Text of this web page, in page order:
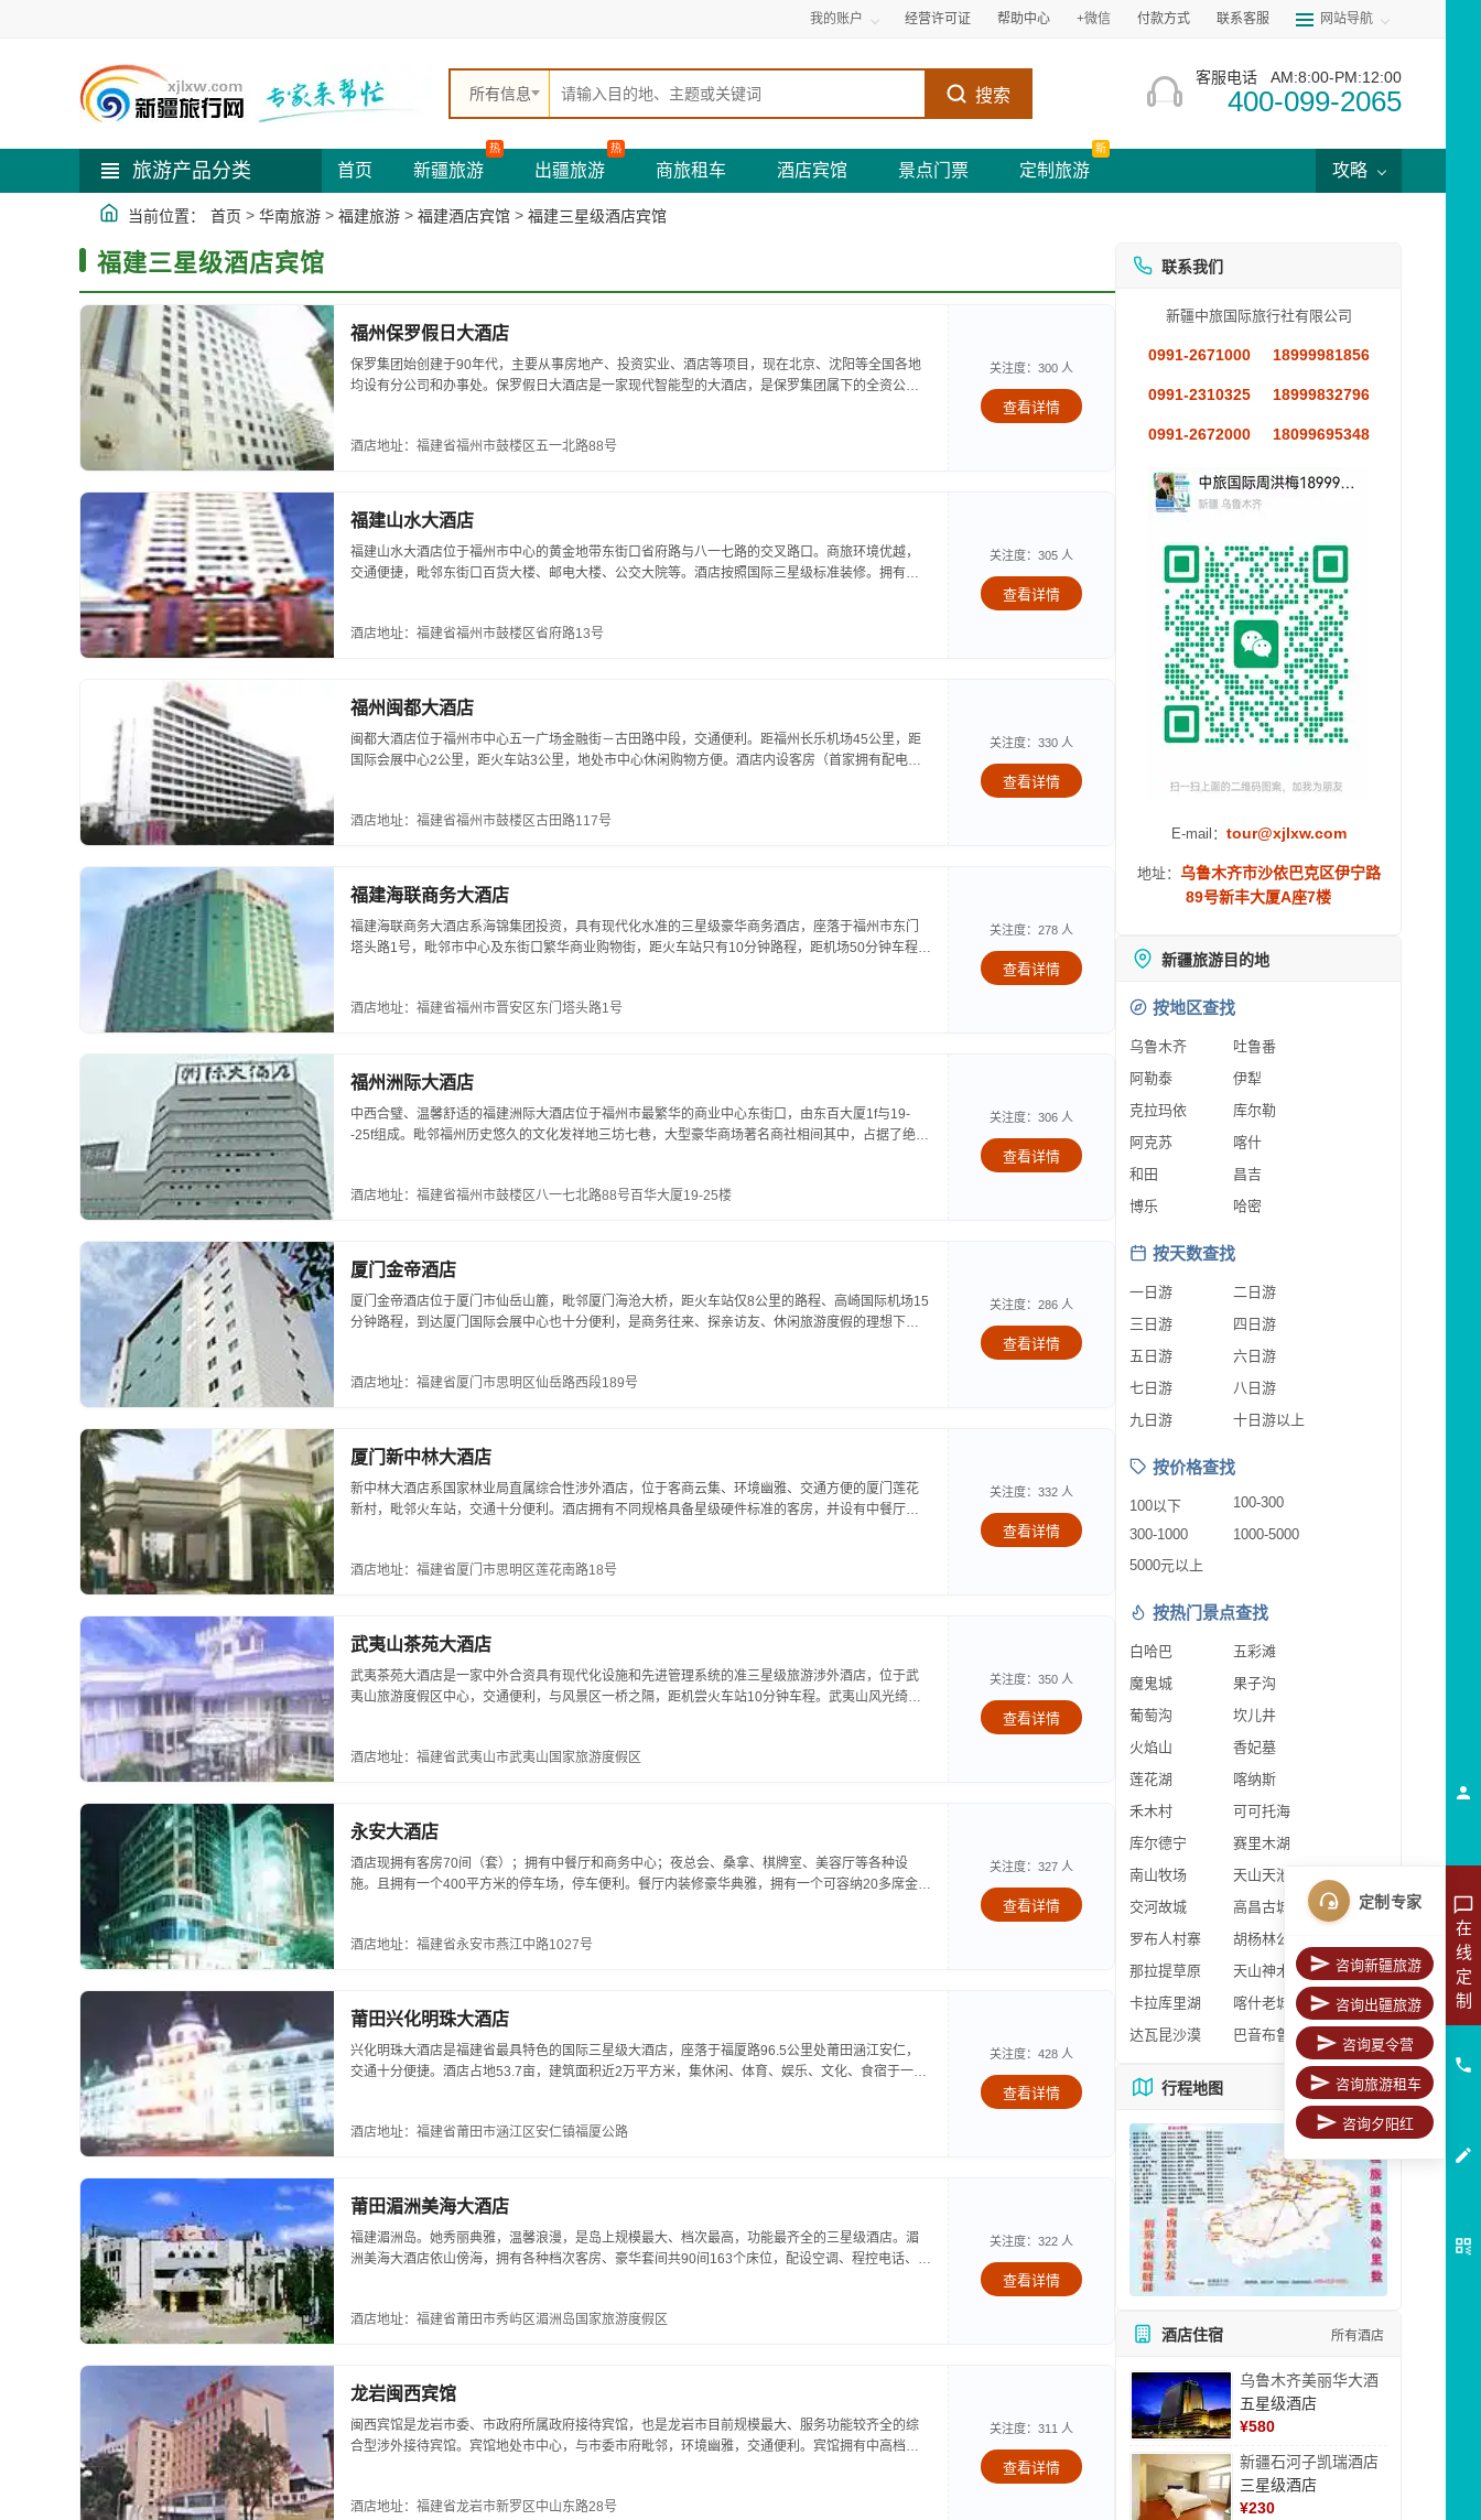
我的账户 经营许可证 帮助中心 +微信 付款方式 联系客服 网站导航
所有信息 搜索
客服电话 AM:8:00-PM:12:00
400-099-2065
旅游产品分类 首页 新疆旅游
热
出疆旅游
热
商旅租车 酒店宾馆 景点门票 定制旅游
新
攻略
当前位置： 首页 > 华南旅游 > 福建旅游 > 福建酒店宾馆 > 福建三星级酒店宾馆
福建三星级酒店宾馆
福州保罗假日大酒店
保罗集团始创建于90年代，主要从事房地产、投资实业、酒店等项目，现在北京、沈阳等全国各地
均设有分公司和办事处。保罗假日大酒店是一家现代智能型的大酒店，是保罗集团属下的全资公
酒店地址：福建省福州市鼓楼区五一北路88号
关注度：300 人
查看详情
福建山水大酒店
福建山水大酒店位于福州市中心的黄金地带东街口省府路与八一七路的交叉路口。商旅环境优越，
交通便捷，毗邻东街口百货大楼、邮电大楼、公交大院等。酒店按照国际三星级标准装修。拥有各
酒店地址：福建省福州市鼓楼区省府路13号
关注度：305 人
查看详情
福州闽都大酒店
闽都大酒店位于福州市中心五一广场金融街－古田路中段，交通便利。距福州长乐机场45公里，距
国际会展中心2公里，距火车站3公里，地处市中心休闲购物方便。酒店内设客房（首家拥有配电脑
酒店地址：福建省福州市鼓楼区古田路117号
关注度：330 人
查看详情
福建海联商务大酒店
福建海联商务大酒店系海锦集团投资，具有现代化水准的三星级豪华商务酒店，座落于福州市东门
塔头路1号，毗邻市中心及东街口繁华商业购物街，距火车站只有10分钟路程，距机场50分钟车程，
酒店地址：福建省福州市晋安区东门塔头路1号
关注度：278 人
查看详情
福州洲际大酒店
中西合璧、温馨舒适的福建洲际大酒店位于福州市最繁华的商业中心东街口，由东百大厦1f与19-
-25f组成。毗邻福州历史悠久的文化发祥地三坊七巷，大型豪华商场著名商社相间其中，占据了绝对
酒店地址：福建省福州市鼓楼区八一七北路88号百华大厦19-25楼
关注度：306 人
查看详情
厦门金帝酒店
厦门金帝酒店位于厦门市仙岳山簏，毗邻厦门海沧大桥，距火车站仅8公里的路程、高崎国际机场15
分钟路程，到达厦门国际会展中心也十分便利，是商务往来、探亲访友、休闲旅游度假的理想下榻
酒店地址：福建省厦门市思明区仙岳路西段189号
关注度：286 人
查看详情
厦门新中林大酒店
新中林大酒店系国家林业局直属综合性涉外酒店，位于客商云集、环境幽雅、交通方便的厦门莲花
新村，毗邻火车站，交通十分便利。酒店拥有不同规格具备星级硬件标准的客房，并设有中餐厅、
酒店地址：福建省厦门市思明区莲花南路18号
关注度：332 人
查看详情
武夷山茶苑大酒店
武夷茶苑大酒店是一家中外合资具有现代化设施和先进管理系统的准三星级旅游涉外酒店，位于武
夷山旅游度假区中心，交通便利，与风景区一桥之隔，距机尝火车站10分钟车程。武夷山风光绮
酒店地址：福建省武夷山市武夷山国家旅游度假区
关注度：350 人
查看详情
永安大酒店
酒店现拥有客房70间（套）；拥有中餐厅和商务中心；夜总会、桑拿、棋牌室、美容厅等各种设
施。且拥有一个400平方米的停车场，停车便利。餐厅内装修豪华典雅，拥有一个可容纳20多席金碧
酒店地址：福建省永安市燕江中路1027号
关注度：327 人
查看详情
莆田兴化明珠大酒店
兴化明珠大酒店是福建省最具特色的国际三星级大酒店，座落于福厦路96.5公里处莆田涵江安仁，
交通十分便捷。酒店占地53.7亩，建筑面积近2万平方米，集休闲、体育、娱乐、文化、食宿于一
酒店地址：福建省莆田市涵江区安仁镇福厦公路
关注度：428 人
查看详情
莆田湄洲美海大酒店
福建湄洲岛。她秀丽典雅，温馨浪漫，是岛上规模最大、档次最高，功能最齐全的三星级酒店。湄
洲美海大酒店依山傍海，拥有各种档次客房、豪华套间共90间163个床位，配设空调、程控电话、宽
酒店地址：福建省莆田市秀屿区湄洲岛国家旅游度假区
关注度：322 人
查看详情
龙岩闽西宾馆
闽西宾馆是龙岩市委、市政府所属政府接待宾馆，也是龙岩市目前规模最大、服务功能较齐全的综
合型涉外接待宾馆。宾馆地处市中心，与市委市府毗邻，环境幽雅，交通便利。宾馆拥有中高档客
酒店地址：福建省龙岩市新罗区中山东路28号
关注度：311 人
查看详情
联系我们
新疆中旅国际旅行社有限公司
0991-2671000 18999981856
0991-2310325 18999832796
0991-2672000 18099695348
E-mail： tour@xjlxw.com
地址： 乌鲁木齐市沙依巴克区伊宁路
89号新丰大厦A座7楼
新疆旅游目的地
按地区查找
乌鲁木齐
吐鲁番
阿勒泰
伊犁
克拉玛依
库尔勒
阿克苏
喀什
和田
昌吉
博乐
哈密
按天数查找
一日游
二日游
三日游
四日游
五日游
六日游
七日游
八日游
九日游
十日游以上
按价格查找
100以下
100-300
300-1000
1000-5000
5000元以上
按热门景点查找
白哈巴
五彩滩
魔鬼城
果子沟
葡萄沟
坎儿井
火焰山
香妃墓
莲花湖
喀纳斯
禾木村
可可托海
库尔德宁
赛里木湖
南山牧场
天山天池
交河故城
高昌古城
罗布人村寨
胡杨林公园
那拉提草原
天山神木园
卡拉库里湖
喀什老城区
达瓦昆沙漠
巴音布鲁克
行程地图 更多地图
酒店住宿 所有酒店
乌鲁木齐美丽华大酒
五星级酒店
¥580
新疆石河子凯瑞酒店
三星级酒店
¥230
在
线
定
制
定制专家
咨询新疆旅游
咨询出疆旅游
咨询夏令营
咨询旅游租车
咨询夕阳红